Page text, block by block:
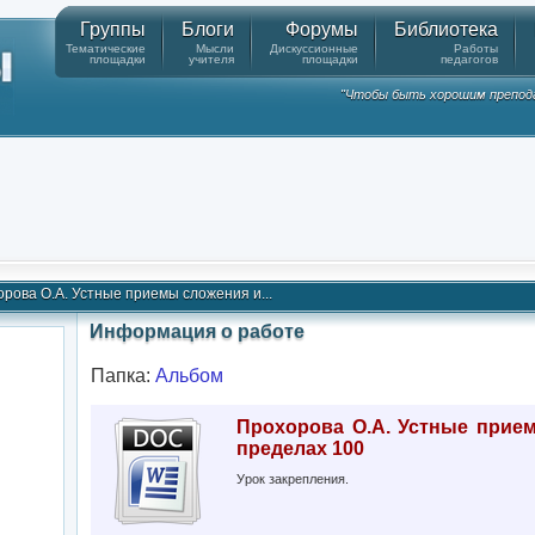
Группы
Тематические
площадки
Блоги
Мысли
учителя
Форумы
Дискуссионные
площадки
Библиотека
Работы
педагогов
"Чтобы быть хорошим
О.А. Устные приемы сложения и...
Информация о работе
Папка: Альбом
Прохорова О.А. Устные
пределах 100
Урок закрепления.